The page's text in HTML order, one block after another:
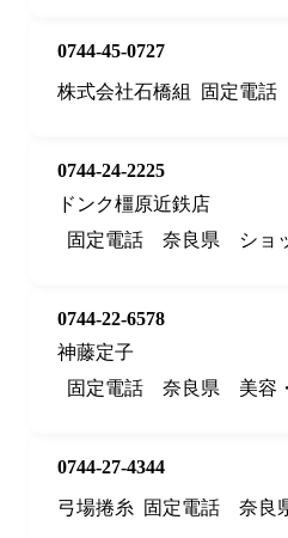
0744-45-0727
株式会社石橋組
固定電話
0744-24-2225
ドンク橿原近鉄店
固定電話
奈良県 ショ
0744-22-6578
神藤定子
固定電話
奈良県 美容
0744-27-4344
弓場捲糸
固定電話 奈良